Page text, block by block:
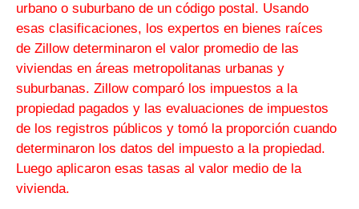
urbano o suburbano de un código postal. Usando
esas clasificaciones, los expertos en bienes raíces
de Zillow determinaron el valor promedio de las
viviendas en áreas metropolitanas urbanas y
suburbanas. Zillow comparó los impuestos a la
propiedad pagados y las evaluaciones de impuestos
de los registros públicos y tomó la proporción cuando
determinaron los datos del impuesto a la propiedad.
Luego aplicaron esas tasas al valor medio de la
vivienda.